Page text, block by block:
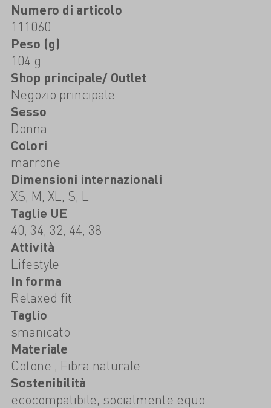
Numero di articolo
111060
Peso (g)
104 g
Shop principale/ Outlet
Negozio principale
Sesso
Donna
Colori
marrone
Dimensioni internazionali
XS, M, XL, S, L
Taglie UE
40, 34, 32, 44, 38
Attività
Lifestyle
In forma
Relaxed fit
Taglio
smanicato
Materiale
Cotone , Fibra naturale
Sostenibilità
ecocompatibile, socialmente equo